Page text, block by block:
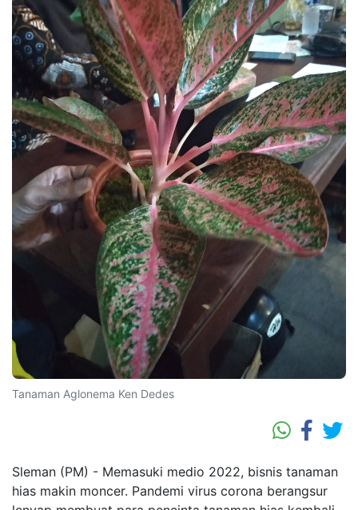
Tanaman Aglonema Ken Dedes
Sleman (PM) - Memasuki medio 2022, bisnis tanaman
hias makin moncer. Pandemi virus corona berangsur